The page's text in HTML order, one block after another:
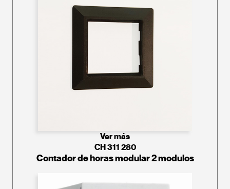
Ver más
CH 311 280
Contador de horas modular 2 modulos